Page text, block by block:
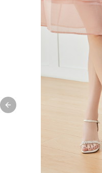
Previous slide